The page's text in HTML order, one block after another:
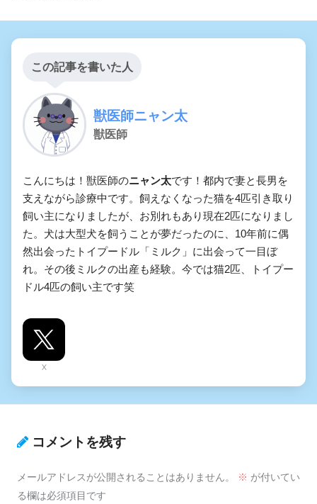
この記事を書いた人
獣医師ニャン太
獣医師
こんにちは！獣医師のニャン太です！都内で妻と長男を
支えながら診療中です。飼えなくなった猫を4匹引き取り
飼い主になりましたが、お別れもあり現在2匹になりまし
た。犬は大型犬を飼うことが夢だったのに、10年前に偶
然出会ったトイプードル「ミルク」に出会って一目ぼ
れ。その後ミルクの出産も経験。今では猫2匹、トイプー
ドル4匹の飼い主です笑
X
コメントを残す
メールアドレスが公開されることはありません。 ※ が付いてい
る欄は必須項目です